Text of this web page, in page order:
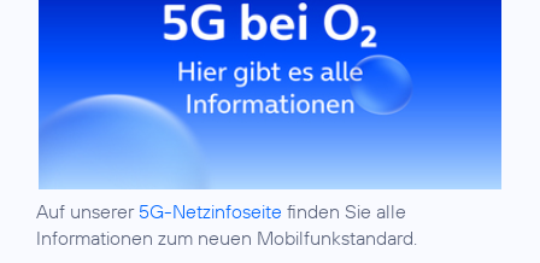
Auf unserer 5G-Netzinfoseite finden Sie alle
Informationen zum neuen Mobilfunkstandard.